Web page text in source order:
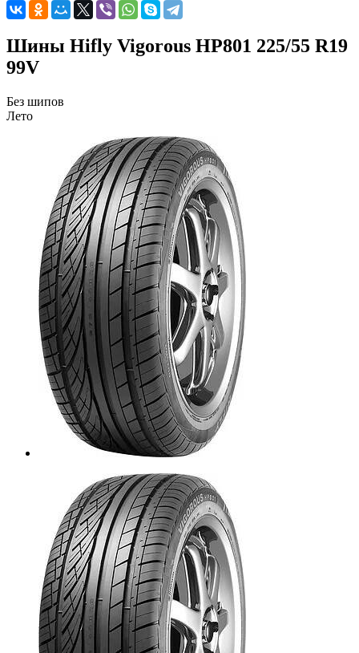
Шины Hifly Vigorous HP801 225/55 R19
99V
Без шипов
Лето